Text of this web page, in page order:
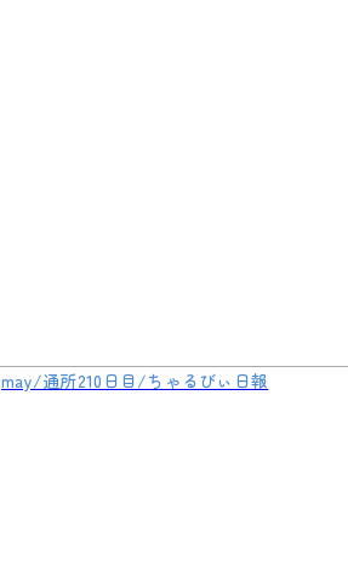
may/通所210日目/ちゃるびぃ日報